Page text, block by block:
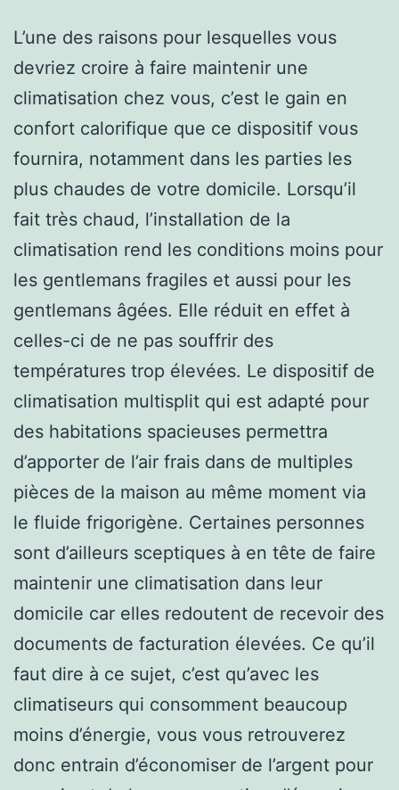
L’une des raisons pour lesquelles vous
devriez croire à faire maintenir une
climatisation chez vous, c’est le gain en
confort calorifique que ce dispositif vous
fournira, notamment dans les parties les
plus chaudes de votre domicile. Lorsqu’il
fait très chaud, l’installation de la
climatisation rend les conditions moins pour
les gentlemans fragiles et aussi pour les
gentlemans âgées. Elle réduit en effet à
celles-ci de ne pas souffrir des
températures trop élevées. Le dispositif de
climatisation multisplit qui est adapté pour
des habitations spacieuses permettra
d’apporter de l’air frais dans de multiples
pièces de la maison au même moment via
le fluide frigorigène. Certaines personnes
sont d’ailleurs sceptiques à en tête de faire
maintenir une climatisation dans leur
domicile car elles redoutent de recevoir des
documents de facturation élevées. Ce qu’il
faut dire à ce sujet, c’est qu’avec les
climatiseurs qui consomment beaucoup
moins d’énergie, vous vous retrouverez
donc entrain d’économiser de l’argent pour